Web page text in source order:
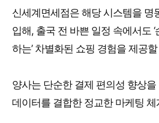
신세계면세점은 해당 시스템을 명
입해, 출국 전 바쁜 일정 속에서도
하는’ 차별화된 쇼핑 경험을 제공
양사는 단순한 결제 편의성 향상을
데이터를 결합한 정교한 마케팅